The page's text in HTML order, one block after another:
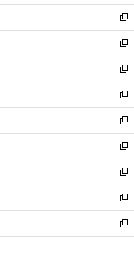
ウ
ィ
ン
ド
ウ
で
開
く
し
い
ウ
ィ
ン
ド
ウ
で
開
く
新
し
い
ウ
ィ
ン
ド
ウ
で
開
く
新
し
い
ウ
ィ
ン
ド
ウ
で
開
く
新
し
い
ウ
ィ
ン
ド
ウ
で
開
く
新
し
い
ウ
ィ
ン
ド
ウ
で
開
く
新
し
い
ウ
ィ
ン
ド
ウ
で
開
新
し
い
ウ
ィ
ン
ド
ウ
新
し
い
ウ
ィ
ン
新
し
い
ウ
新
し